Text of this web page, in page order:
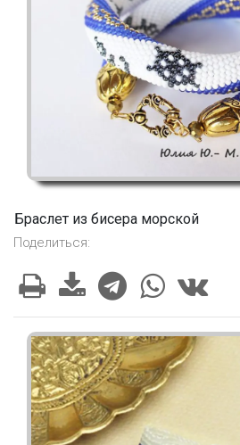
Браслет из бисера морской
Поделиться: